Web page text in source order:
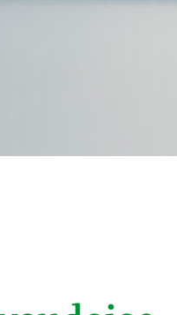
nous ont